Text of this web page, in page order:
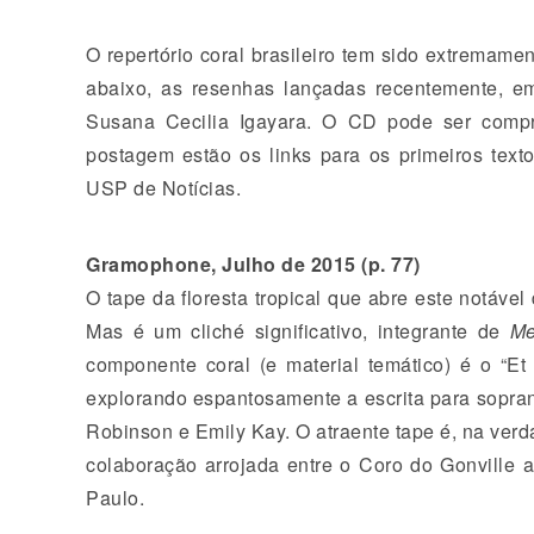
O repertório coral brasileiro tem sido
abaixo, as resenhas lançadas recentemente,
Susana Cecilia Igayara. O CD pode ser
postagem estão os links para os primeiros
USP de Notícias.
Gramophone, Julho de 2015 (p. 77)
O tape da floresta tropical que abre este
Mas é um cliché significativo, integrante de
componente coral (e material temático) é o
explorando espantosamente a escrita para
Robinson e Emily Kay. O atraente tape é, na
colaboração arrojada entre o Coro do Gonville
Paulo.